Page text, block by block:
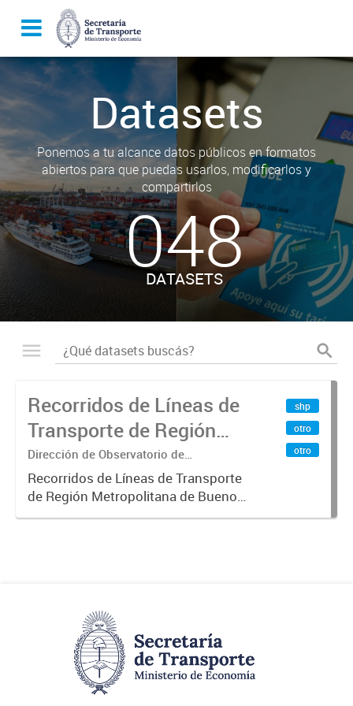
Datasets
Ponemos a tu alcance datos públicos en formatos
abiertos para que puedas usarlos, modificarlos y
compartirlos
048
DATASETS
Recorridos de Líneas de
Transporte de Región
Metropolitana de
Buenos Aires (RMBA)
Dirección de Observatorio de
Transporte, Estudio y Sistemas
Recorridos de Líneas de Transporte
de Región Metropolitana de Buenos
Aires (RMBA).-
shp
otro
otro